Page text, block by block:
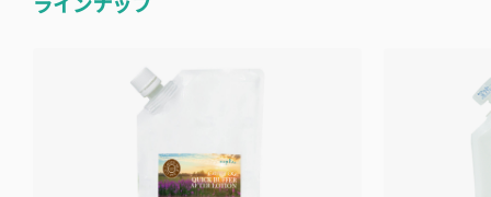
ラインナップ